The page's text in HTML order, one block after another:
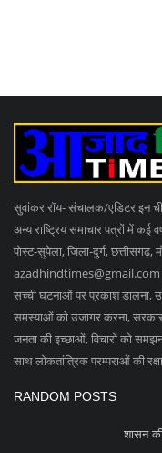
सुवांकर रॉय- संचालक/एडिटर इन
अन्य राष्ट्रिय समाचार पत्रों में
पोस्ट-सुपेला, जिला-दुर्ग,
azadhindtimes@gmail.com
सच्ची घटनाओं पर प्रकाश डालना,
समस्याओं को उजागर करना,
जनता की इच्छाओं, विचारों को
साथ लोकतांत्रिक परम्पराओं की
RANDOM POSTS
शासन